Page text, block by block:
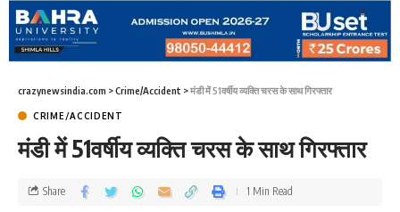
crazynewsindia.com >Crime/Accident >मंडी में 51वर्षीय व्यक्ति चरस के साथ गिरफ्तार
CRIME/ACCIDENT
मंडी में 51वर्षीय व्यक्ति चरस के साथ गिरफ्तार
Share 1 Min Read